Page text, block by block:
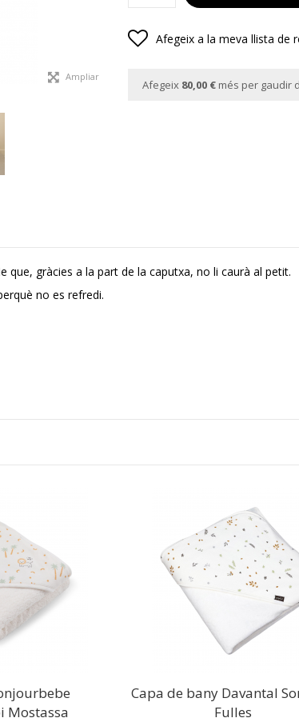
Ampliar
Afegeix a la meva llista de
Afegeix 80,00 € més per gaudir
que, gràcies a la part de la caputxa, no li caurà al petit.
no es refredi.
Mostassa
Capa de bany Davantal
Fulles